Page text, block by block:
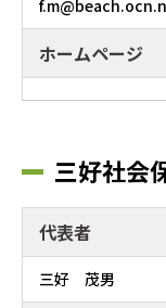
ホームページ
三好社会
代表者
三好 茂男